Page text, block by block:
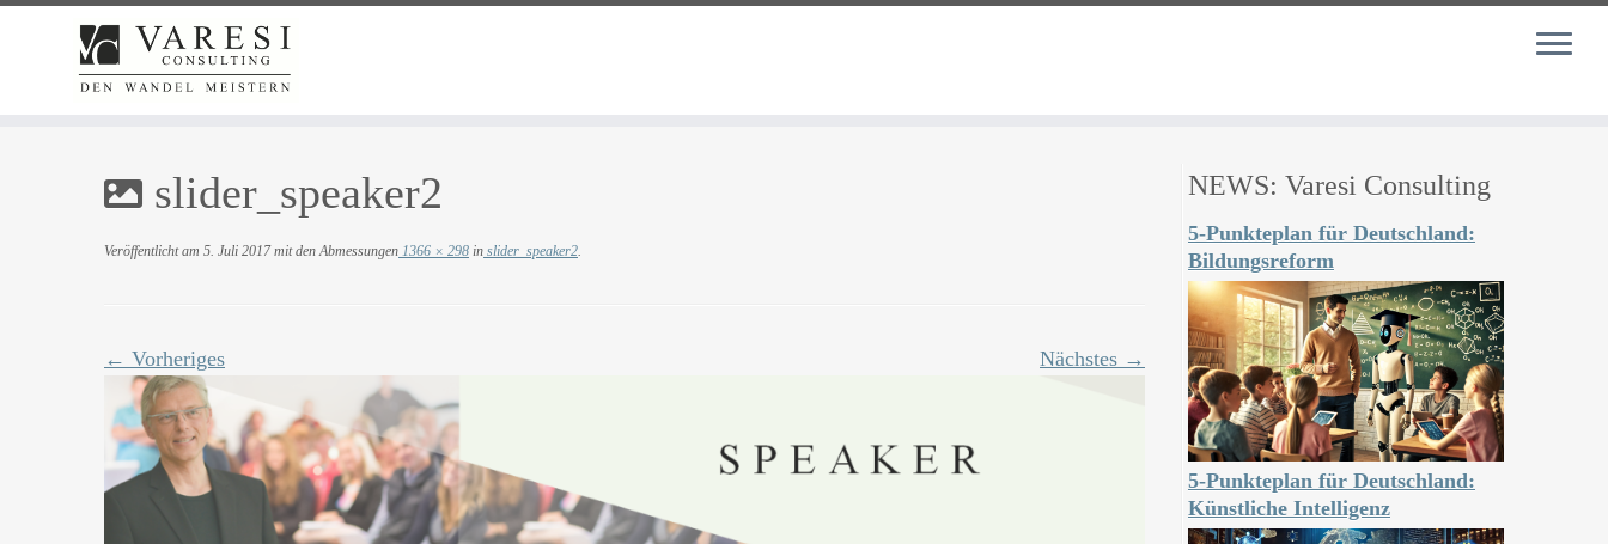
slider_speaker2
Veröffentlicht am 5. Juli 2017mit den Abmessungen 1366 × 298 in slider_speaker2.
← Vorheriges Nächstes →
NEWS: Varesi Consulting
5-Punkteplan für Deutschland:
Bildungsreform
5-Punkteplan für Deutschland:
Künstliche Intelligenz